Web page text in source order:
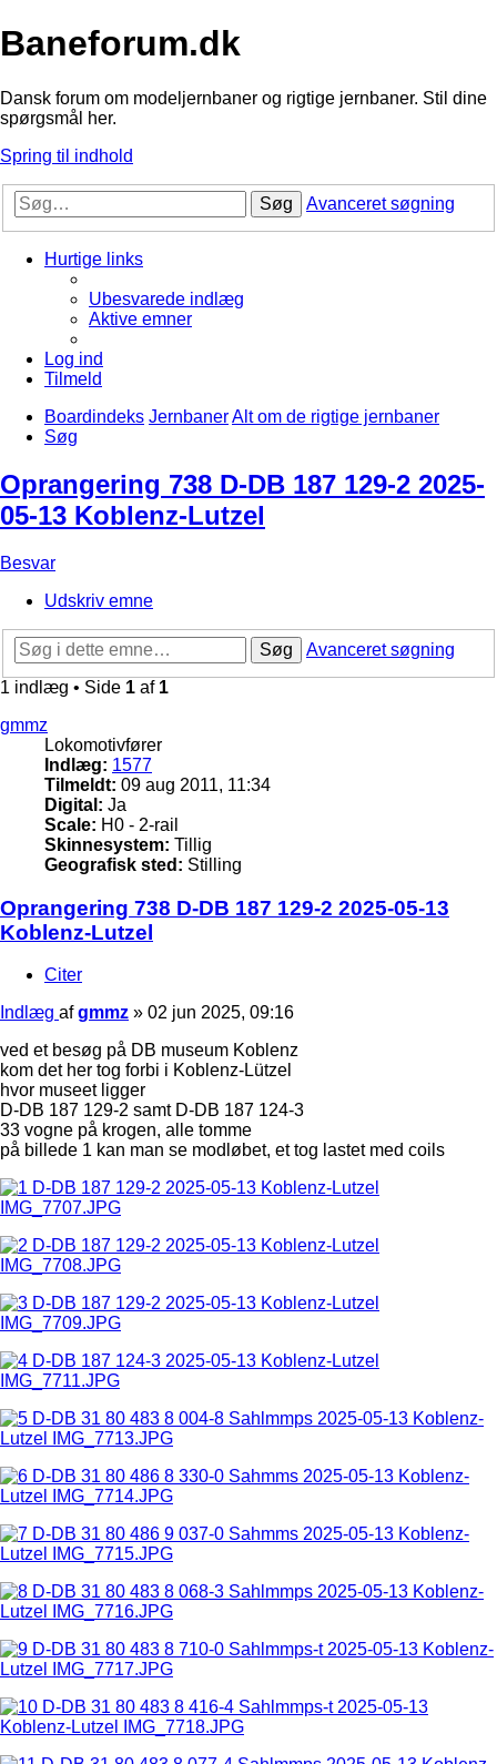
Baneforum.dk
Dansk forum om modeljernbaner og rigtige jernbaner. Stil dine
spørgsmål her.
Spring til indhold
Søg Avanceret søgning
Hurtige links
Ubesvarede indlæg
Aktive emner
Log ind
Tilmeld
Boardindeks JernbanerAlt om de rigtige jernbaner
Søg
Oprangering 738 D-DB 187 129-2 2025-
05-13 Koblenz-Lutzel
Besvar
Udskriv emne
Søg
Avanceret søgning
1 indlæg • Side 1 af 1
gmmz
Lokomotivfører
Indlæg: 1577
Tilmeldt: 09 aug 2011, 11:34
Digital: Ja
Scale: H0 - 2-rail
Skinnesystem: Tillig
Geografisk sted: Stilling
Oprangering 738 D-DB 187 129-2 2025-05-13
Koblenz-Lutzel
Citer
Indlæg afgmmz » 02 jun 2025, 09:16
ved et besøg på DB museum Koblenz
kom det her tog forbi i Koblenz-Lützel
hvor museet ligger
D-DB 187 129-2 samt D-DB 187 124-3
33 vogne på krogen, alle tomme
på billede 1 kan man se modløbet, et tog lastet med coils